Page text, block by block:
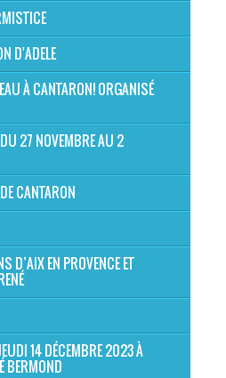
D'ADELE
À CANTARON! ORGANISÉ
27 NOVEMBRE AU 2
CANTARON
D’AIX EN PROVENCE ET
14 DÉCEMBRE 2023 À
BERMOND